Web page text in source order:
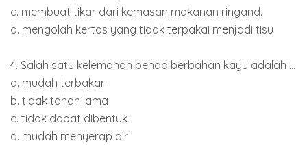
c. membuat tikar dari kemasan makanan ringand.
d. mengolah kertas yang tidak terpakai menjadi tisu
4. Salah satu kelemahan benda berbahan kayu adalah ...
a. mudah terbakar
b. tidak tahan lama
c. tidak dapat dibentuk
d. mudah menyerap air